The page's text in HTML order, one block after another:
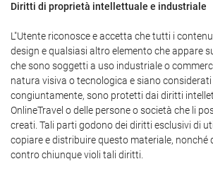
Diritti di proprietà intellettuale e industriale
L"Utente riconosce e accetta che tutti i
design e qualsiasi altro elemento che appare
che sono soggetti a uso industriale o
natura visiva o tecnologica e siano
congiuntamente, sono protetti dai diritti
OnlineTravel o delle persone o società che li
creati. Tali parti godono dei diritti esclusivi di
copiare e distribuire questo materiale, nonché
contro chiunque violi tali diritti.